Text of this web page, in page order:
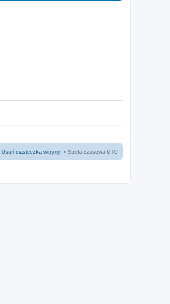
Strefa czasowa UTC
Usuń ciasteczka witryny